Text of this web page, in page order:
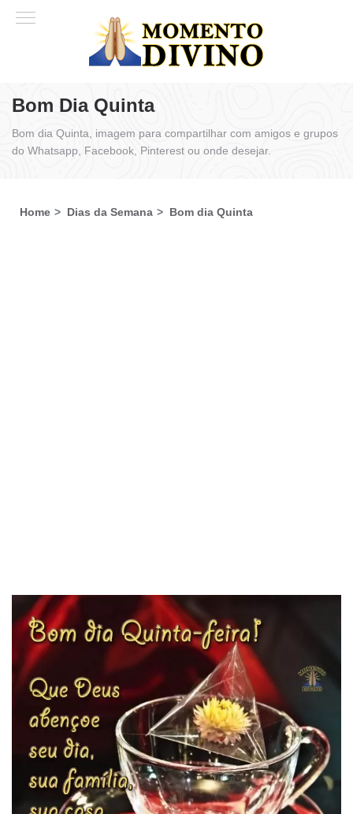
Bom Dia Quinta
Bom dia Quinta, imagem para compartilhar com amigos e grupos
do Whatsapp, Facebook, Pinterest ou onde desejar.
Home Dias da Semana Bom dia Quinta